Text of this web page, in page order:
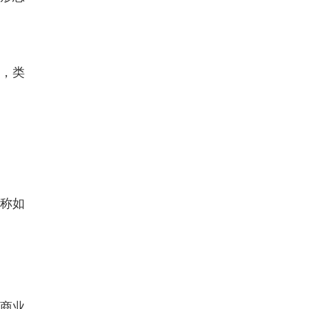
类
如